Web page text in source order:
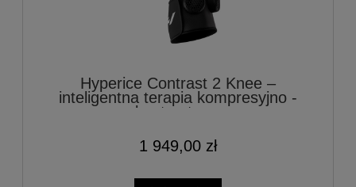
Hyperice Contrast 2 Knee –
inteligentna terapia kompresyjno -
kontrastowa
1 949,00 zł